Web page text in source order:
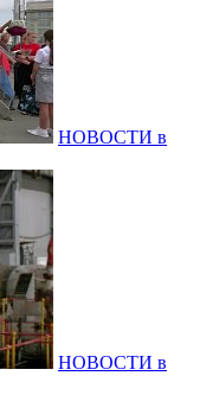
НОВОСТИ в
НОВОСТИ в